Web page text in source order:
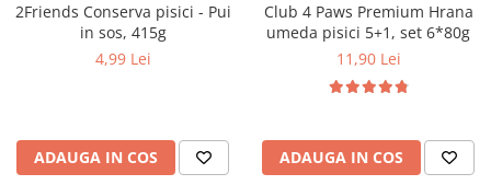
2Friends Conserva pisici - Pui
in sos, 415g
4,99 Lei
ADAUGA IN COS
Club 4 Paws Premium Hrana
umeda pisici 5+1, set 6*80g
11,90 Lei
ADAUGA IN COS